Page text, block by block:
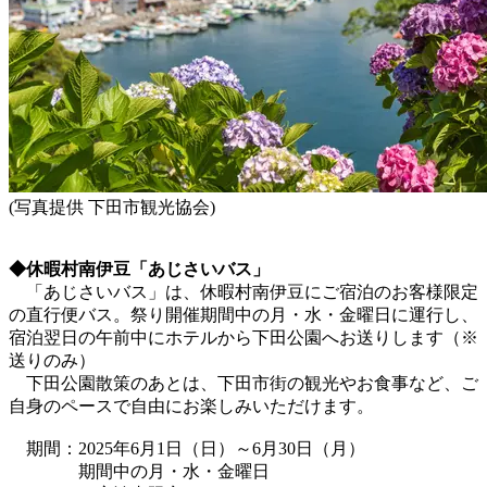
(写真提供 下田市観光協会)
◆休暇村南伊豆「あじさいバス」
「あじさいバス」は、休暇村南伊豆にご宿泊のお客様限定
の直行便バス。祭り開催期間中の月・水・金曜日に運行し、
宿泊翌日の午前中にホテルから下田公園へお送りします（※
送りのみ）
下田公園散策のあとは、下田市街の観光やお食事など、ご
自身のペースで自由にお楽しみいただけます。
期間：2025年6月1日（日）～6月30日（月）
期間中の月・水・金曜日